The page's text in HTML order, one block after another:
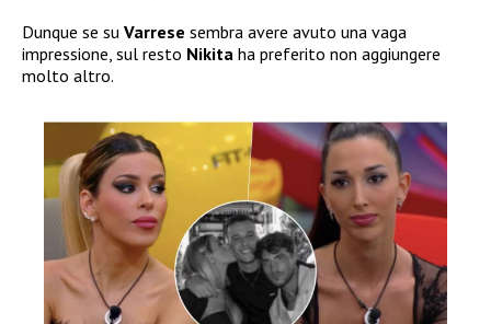
Dunque se su Varrese sembra avere avuto una vaga
impressione, sul resto Nikita ha preferito non aggiungere
molto altro.